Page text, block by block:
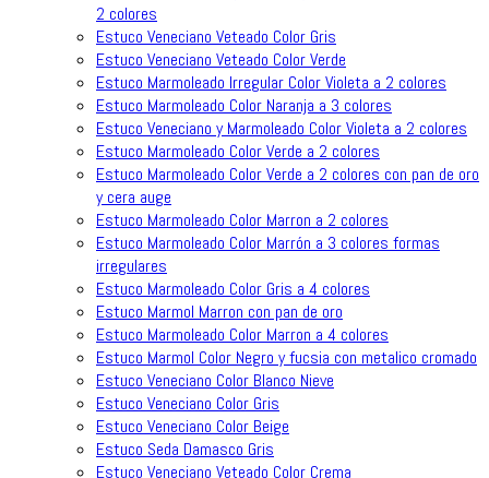
2 colores
Estuco Veneciano Veteado Color Gris
Estuco Veneciano Veteado Color Verde
Estuco Marmoleado Irregular Color Violeta a 2 colores
Estuco Marmoleado Color Naranja a 3 colores
Estuco Veneciano y Marmoleado Color Violeta a 2 colores
Estuco Marmoleado Color Verde a 2 colores
Estuco Marmoleado Color Verde a 2 colores con pan de oro
y cera auge
Estuco Marmoleado Color Marron a 2 colores
Estuco Marmoleado Color Marrón a 3 colores formas
irregulares
Estuco Marmoleado Color Gris a 4 colores
Estuco Marmol Marron con pan de oro
Estuco Marmoleado Color Marron a 4 colores
Estuco Marmol Color Negro y fucsia con metalico cromado
Estuco Veneciano Color Blanco Nieve
Estuco Veneciano Color Gris
Estuco Veneciano Color Beige
Estuco Seda Damasco Gris
Estuco Veneciano Veteado Color Crema